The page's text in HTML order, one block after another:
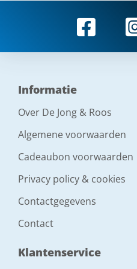
Informatie
Over De Jong & Roos
Algemene voorwaarden
Cadeaubon voorwaarden
Privacy policy & cookies
Contactgegevens
Contact
Klantenservice